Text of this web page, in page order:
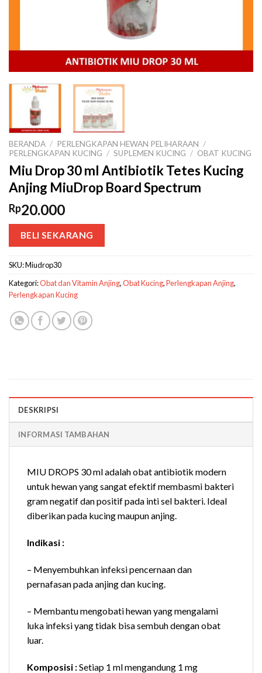
BERANDA / PERLENGKAPAN HEWAN PELIHARAAN /
PERLENGKAPAN KUCING / SUPLEMEN KUCING / OBAT KUCING
Miu Drop 30 ml Antibiotik Tetes Kucing
Anjing MiuDrop Board Spectrum
Rp20.000
BELI SEKARANG
SKU:Miudrop30
Kategori:Obat dan Vitamin Anjing,Obat Kucing,Perlengkapan Anjing,
Perlengkapan Kucing
DESKRIPSI
INFORMASI TAMBAHAN
MIU DROPS 30 ml adalah obat antibiotik modern
untuk hewan yang sangat efektif membasmi bakteri
gram negatif dan positif pada inti sel bakteri. Ideal
diberikan pada kucing maupun anjing.
Indikasi :
– Menyembuhkan infeksi pencernaan dan
pernafasan pada anjing dan kucing.
– Membantu mengobati hewan yang mengalami
luka infeksi yang tidak bisa sembuh dengan obat
luar.
Komposisi :Setiap 1 ml mengandung 1 mg